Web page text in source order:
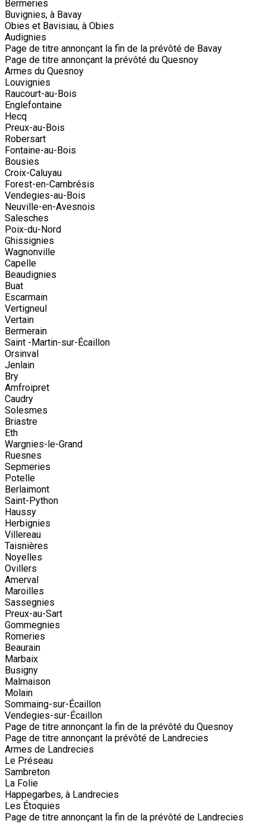
Bermeries
Buvignies, à Bavay
Obies et Bavisiau, à Obies
Audignies
Page de titre annonçant la fin de la prévôté de Bavay
Page de titre annonçant la prévôté du Quesnoy
Armes du Quesnoy
Louvignies
Raucourt-au-Bois
Englefontaine
Hecq
Preux-au-Bois
Robersart
Fontaine-au-Bois
Bousies
Croix-Caluyau
Forest-en-Cambrésis
Vendegies-au-Bois
Neuville-en-Avesnois
Salesches
Poix-du-Nord
Ghissignies
Wagnonville
Capelle
Beaudignies
Buat
Escarmain
Vertigneul
Vertain
Bermerain
Saint -Martin-sur-Écaillon
Orsinval
Jenlain
Bry
Amfroipret
Caudry
Solesmes
Briastre
Eth
Wargnies-le-Grand
Ruesnes
Sepmeries
Potelle
Berlaimont
Saint-Python
Haussy
Herbignies
Villereau
Taisnières
Noyelles
Ovillers
Amerval
Maroilles
Sassegnies
Preux-au-Sart
Gommegnies
Romeries
Beaurain
Marbaix
Busigny
Malmaison
Molain
Sommaing-sur-Écaillon
Vendegies-sur-Écaillon
Page de titre annonçant la fin de la prévôté du Quesnoy
Page de titre annonçant la prévôté de Landrecies
Armes de Landrecies
Le Préseau
Sambreton
La Folie
Happegarbes, à Landrecies
Les Étoquies
Page de titre annonçant la fin de la prévôté de Landrecies